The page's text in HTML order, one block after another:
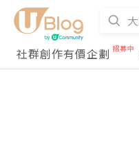
社群創作有價企劃